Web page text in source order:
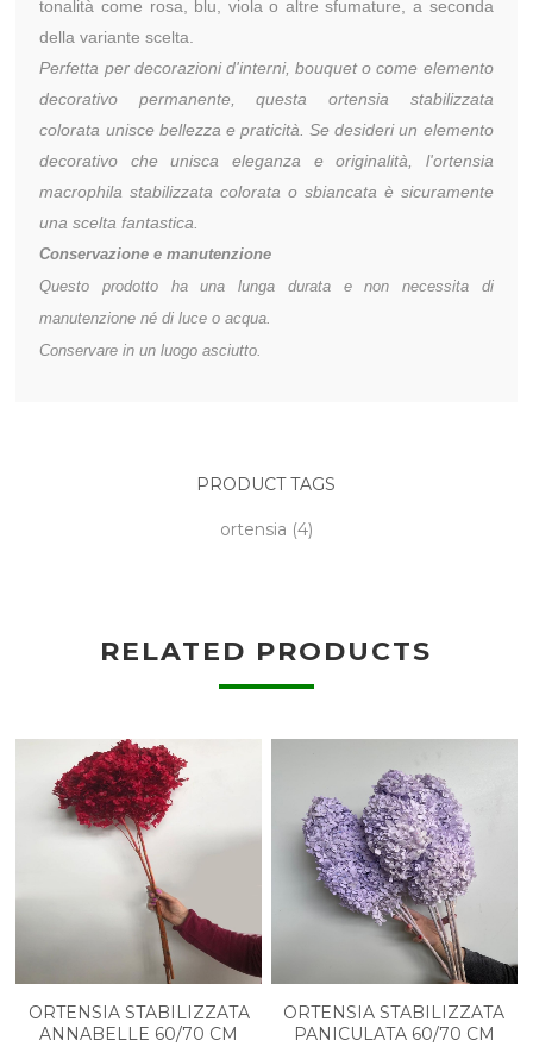
tonalità come rosa, blu, viola o altre sfumature, a seconda
della variante scelta.
Perfetta per decorazioni d'interni, bouquet o come elemento
decorativo permanente, questa ortensia stabilizzata
colorata unisce bellezza e praticità. Se desideri un elemento
decorativo che unisca eleganza e originalità, l'ortensia
macrophila stabilizzata colorata o sbiancata è sicuramente
una scelta fantastica.
Conservazione e manutenzione
Questo prodotto ha una lunga durata e non necessita di
manutenzione né di luce o acqua.
Conservare in un luogo asciutto.
PRODUCT TAGS
ortensia (4)
RELATED PRODUCTS
ORTENSIA STABILIZZATA
ANNABELLE 60/70 CM
ORTENSIA STABILIZZATA
PANICULATA 60/70 CM